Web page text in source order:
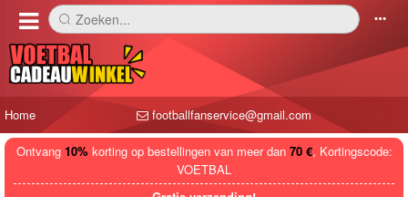
󰅼 Zoeken... 󰄒
Home footballfanservice@gmail.com
Ontvang 10%korting op bestellingen van meer dan 70 €, Kortingscode:
VOETBAL